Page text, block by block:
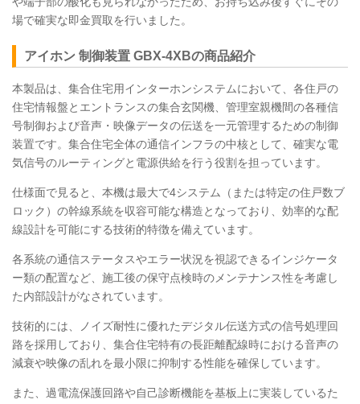
場で確実な即金買取を行いました。
アイホン 制御装置 GBX-4XBの商品紹介
本製品は、集合住宅用インターホンシステムにおいて、各住戸の
住宅情報盤とエントランスの集合玄関機、管理室親機間の各種信
号制御および音声・映像データの伝送を一元管理するための制御
装置です。集合住宅全体の通信インフラの中核として、確実な電
気信号のルーティングと電源供給を行う役割を担っています。
仕様面で見ると、本機は最大で4システム（または特定の住戸数ブ
ロック）の幹線系統を収容可能な構造となっており、効率的な配
線設計を可能にする技術的特徴を備えています。
各系統の通信ステータスやエラー状況を視認できるインジケータ
ー類の配置など、施工後の保守点検時のメンテナンス性を考慮し
た内部設計がなされています。
技術的には、ノイズ耐性に優れたデジタル伝送方式の信号処理回
路を採用しており、集合住宅特有の長距離配線時における音声の
減衰や映像の乱れを最小限に抑制する性能を確保しています。
また、過電流保護回路や自己診断機能を基板上に実装しているた